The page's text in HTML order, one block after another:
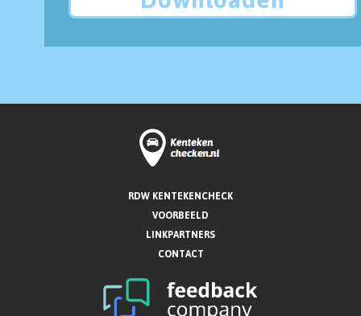
RDW KENTEKENCHECK
VOORBEELD
LINKPARTNERS
CONTACT